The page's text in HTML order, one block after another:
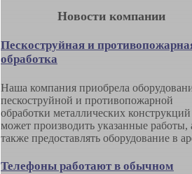
Новости компании
Пескоструйная и
обработка
Наша компания приобрела
пескоструйной и противопожарной
обработки металлических
может производить указанные работы,
также предоставлять оборудование в
Телефоны работают в обычном